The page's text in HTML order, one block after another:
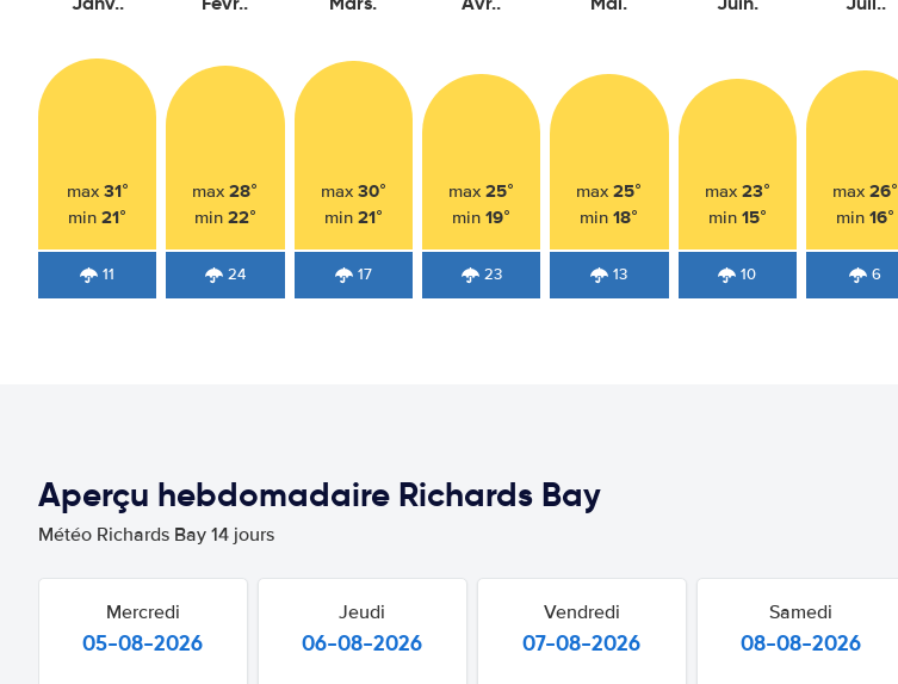
max 31°
min21°
11
max28°
min 22°
24
max 30°
min 21°
17
max25°
min19°
23
max25°
min18°
13
max 23°
min 15°
10
max26°
min16°
6
Aperçu hebdomadaire Richards Bay
Météo Richards Bay 14 jours
Mercredi
05-08-2026
Jeudi
06-08-2026
Vendredi
07-08-2026
Samedi
08-08-2026